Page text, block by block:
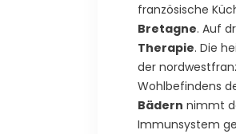
französische
Bretagne. Auf
Therapie. Die
der
Wohlbefindens
Bädern nimmt
Immunsystem